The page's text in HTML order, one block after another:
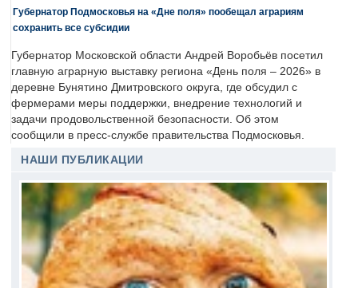
Губернатор Подмосковья на «Дне поля» пообещал аграриям
сохранить все субсидии
Губернатор Московской области Андрей Воробьёв посетил
главную аграрную выставку региона «День поля – 2026» в
деревне Бунятино Дмитровского округа, где обсудил с
фермерами меры поддержки, внедрение технологий и
задачи продовольственной безопасности. Об этом
сообщили в пресс-службе правительства Подмосковья.
НАШИ ПУБЛИКАЦИИ